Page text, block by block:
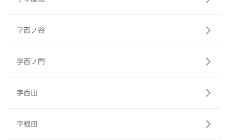
字西ノ谷
字西ノ門
字西山
字根田